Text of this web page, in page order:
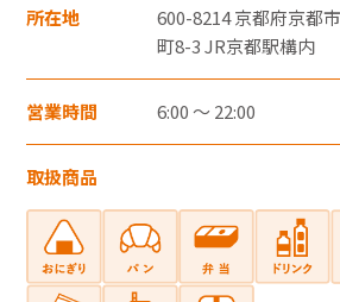
JR東海MARKET
所在地
600-8214 京都府京都
町8-3 JR京都駅構内
営業時間 6:00 ～ 22:00
取扱商品
・お支払い回数は1回払いのみで
・郵便切手、テレフォンカード、
・一度のお会計でのご利用可能上
お客さまと各カード会社とのご
用状況により異なります。
・一度のお会計での複数枚のクレ
ドの併用はできません。